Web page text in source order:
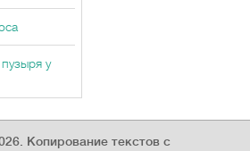
у
Копирование текстов с